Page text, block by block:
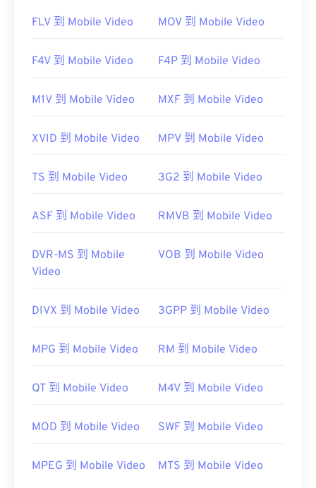
如果內容不受版權保護，則可以在其他平台上播放。
、Cyberlink PowerDVD
Cyberdlink。
實用連結：
https://docs.microsoft.com/en-us/previous-
versions/windows/desktop/windows-media-
FLV 到 Mobile Video MOV 到 Mobile Video
F4V 到 Mobile Video F4P 到 Mobile Video
M1V 到 Mobile Video MXF 到 Mobile Video
XVID 到 Mobile Video MPV 到 Mobile Video
TS 到 Mobile Video 3G2 到 Mobile Video
ASF 到 Mobile Video RMVB 到 Mobile Video
DVR-MS 到 Mobile
Video
VOB 到 Mobile Video
DIVX 到 Mobile Video 3GPP 到 Mobile Video
MPG 到 Mobile Video RM 到 Mobile Video
QT 到 Mobile Video M4V 到 Mobile Video
MOD 到 Mobile Video SWF 到 Mobile Video
MPEG 到 Mobile Video MTS 到 Mobile Video